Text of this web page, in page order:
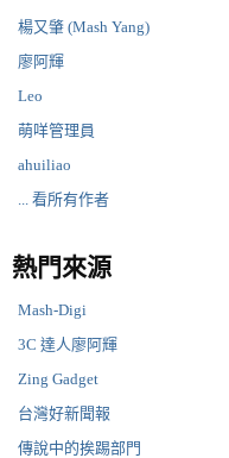
楊又肇 (Mash Yang)
廖阿輝
Leo
萌咩管理員
ahuiliao
... 看所有作者
熱門來源
Mash-Digi
3C 達人廖阿輝
Zing Gadget
台灣好新聞報
傳說中的挨踢部門